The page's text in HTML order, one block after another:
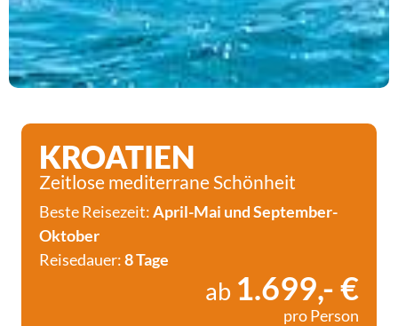
KROATIEN
Zeitlose mediterrane Schönheit
Beste Reisezeit:April-Mai und September-
Oktober
Reisedauer:8 Tage
ab 1.699,- €
pro Person